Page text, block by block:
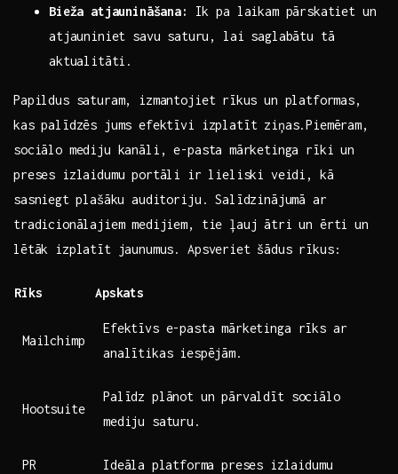
Bieža atjaunināšana:
Ik pa laikam pārskatiet‍ un
atjauniniet‍ savu saturu, lai​ saglabātu tā
aktualitāti.
Papildus saturam,​ izmantojiet ⁣rīkus un platformas,
kas palīdzēs jums efektīvi izplatīt ziņas.Piemēram,
sociālo mediju kanāli, e-pasta ⁢mārketinga rīki un
preses izlaidumu portāli ⁢ir‌ lieliski veidi, kā
sasniegt ⁣plašāku auditoriju. Salīdzinājumā ar
tradicionālajiem medijiem, tie ļauj ātri un ērti un
lētāk izplatīt jaunumus. Apsveriet‌ šādus rīkus:
Rīks Apskats
Mailchimp
Efektīvs e-pasta mārketinga rīks ar
analītikas iespējām.
Hootsuite
Palīdz ‍plānot un‌ pārvaldīt sociālo⁣
mediju saturu.
PR
Ideāla⁤ platforma preses ⁤izlaidumu